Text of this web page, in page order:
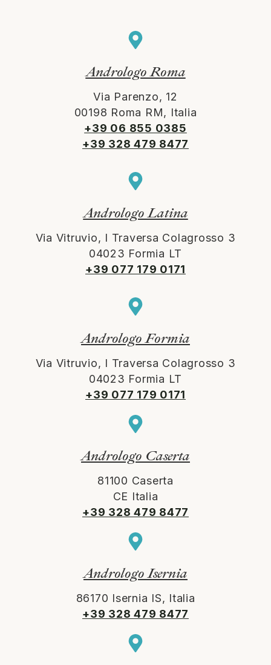
Andrologo Roma
Via Parenzo, 12
00198 Roma RM, Italia
+39 06 855 0385
+39 328 479 8477
Andrologo Latina
Via Vitruvio, I Traversa Colagrosso 3
04023 Formia LT
+39 077 179 0171
Andrologo Formia
Via Vitruvio, I Traversa Colagrosso 3
04023 Formia LT
+39 077 179 0171
Andrologo Caserta
81100 Caserta
CE Italia
+39 328 479 8477
Andrologo Isernia
86170 Isernia IS, Italia
+39 328 479 8477